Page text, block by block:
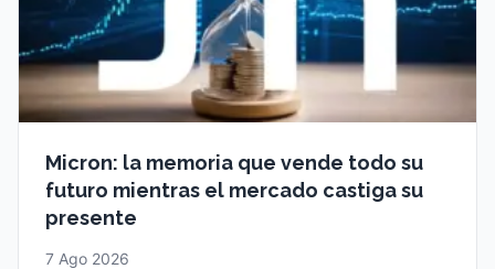
Micron: la memoria que vende todo su
futuro mientras el mercado castiga su
presente
7 Ago 2026